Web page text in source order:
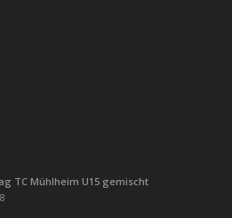
TC Mühlheim U15 gemischt